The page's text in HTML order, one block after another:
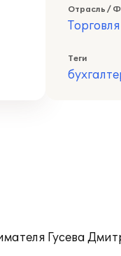
Отрасль /
Торговля
Теги
Гусева